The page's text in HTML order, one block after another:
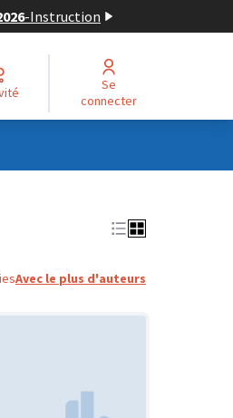
-Instruction
Se
connecter
Avec le plus d'auteurs